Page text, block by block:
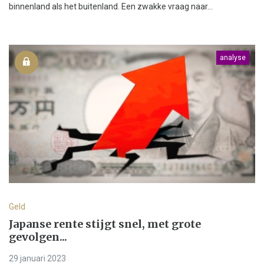
binnenland als het buitenland. Een zwakke vraag naar...
analyse
Geld
Japanse rente stijgt snel, met grote
gevolgen...
29 januari 2023